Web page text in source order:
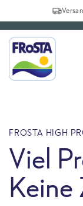
FROSTA HIGH
Viel
Keine